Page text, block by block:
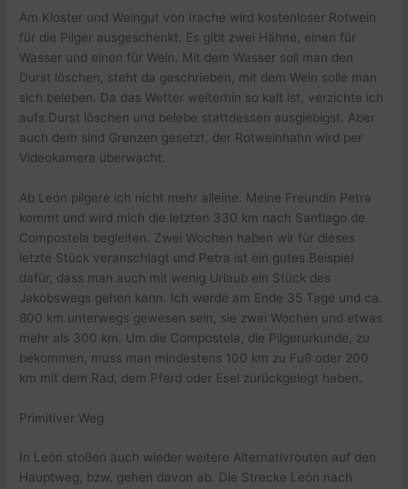
Am Kloster und Weingut von Irache wird kostenloser Rotwein
für die Pilger ausgeschenkt. Es gibt zwei Hähne, einen für
Wasser und einen für Wein. Mit dem Wasser soll man den
Durst löschen, steht da geschrieben, mit dem Wein solle man
sich beleben. Da das Wetter weiterhin so kalt ist, verzichte ich
aufs Durst löschen und belebe stattdessen ausgiebigst. Aber
auch dem sind Grenzen gesetzt, der Rotweinhahn wird per
Videokamera überwacht.
Ab León pilgere ich nicht mehr alleine. Meine Freundin Petra
kommt und wird mich die letzten 330 km nach Santiago de
Compostela begleiten. Zwei Wochen haben wir für dieses
letzte Stück veranschlagt und Petra ist ein gutes Beispiel
dafür, dass man auch mit wenig Urlaub ein Stück des
Jakobswegs gehen kann. Ich werde am Ende 35 Tage und ca.
800 km unterwegs gewesen sein, sie zwei Wochen und etwas
mehr als 300 km. Um die Compostela, die Pilgerurkunde, zu
bekommen, muss man mindestens 100 km zu Fuß oder 200
km mit dem Rad, dem Pferd oder Esel zurückgelegt haben.
Primitiver Weg
In León stoßen auch wieder weitere Alternativrouten auf den
Hauptweg, bzw. gehen davon ab. Die Strecke León nach